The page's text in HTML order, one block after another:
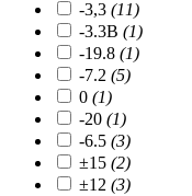
-3,3 (11)
-3.3В (1)
-19.8 (1)
-7.2 (5)
0 (1)
-20 (1)
-6.5 (3)
±15 (2)
±12 (3)